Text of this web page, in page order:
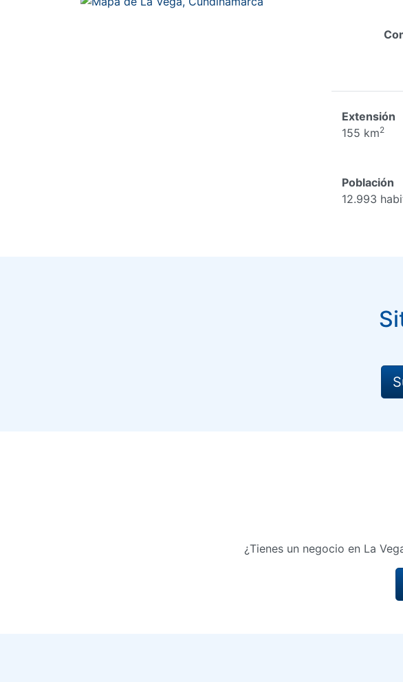
Extensión
155 km2
Población
12.993
¿Tienes un negocio en La